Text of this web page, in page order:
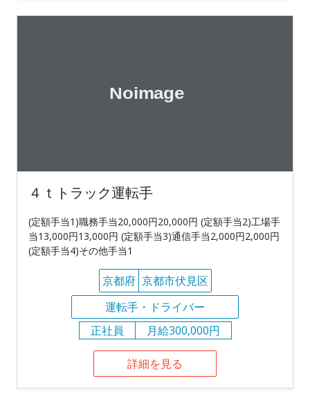
４ｔトラック運転手
(定額手当1)職務手当20,000円20,000円 (定額手当2)工場手
当13,000円13,000円 (定額手当3)通信手当2,000円2,000円
(定額手当4)その他手当1
京都府 京都市伏見区
運転手・ドライバー
正社員
月給300,000円
詳細を見る